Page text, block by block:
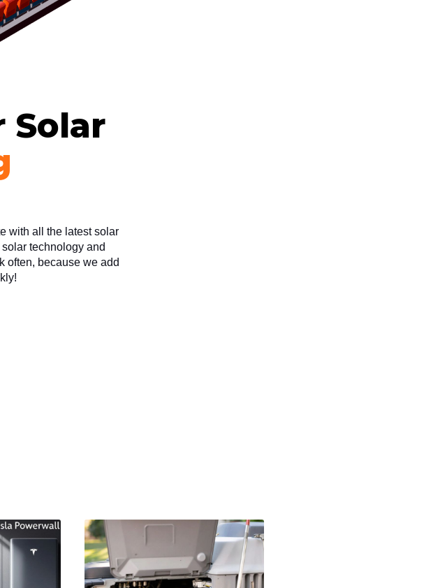
Solar
with all the latest solar
technology and
often, because we add